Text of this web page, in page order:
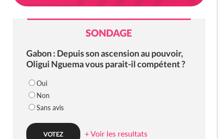
SONDAGE
Gabon : Depuis son ascension au pouvoir,
Oligui Nguema vous parait-il compétent ?
Oui
Non
Sans avis
+ Voir les resultats